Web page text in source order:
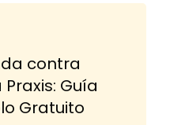
contra
Guía
Gratuito